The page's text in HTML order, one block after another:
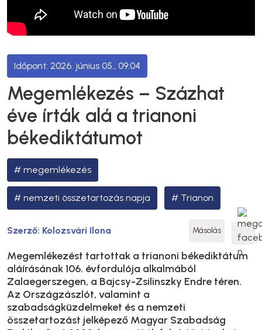
2026. június 05., 09:04
Megemlékezés – Százhat
éve írták alá a trianoni
békediktátumot
megemlékezés
nemzeti összetartozás napja Trianon
Szerző: Kolozsvári Ilona Másolás
Megemlékezést tartottak a trianoni békediktátum
aláírásának 106. évfordulója alkalmából
Zalaegerszegen, a Bajcsy-Zsilinszky Endre téren.
Az Országzászlót, valamint a
szabadságküzdelmeket és a nemzeti
összetartozást jelképező Magyar Szabadság